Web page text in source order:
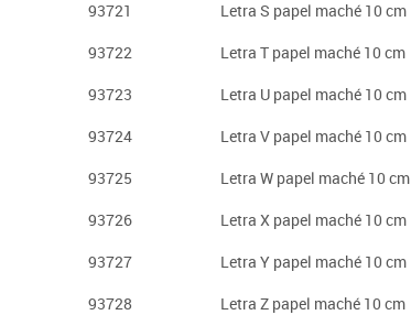
93721
Letra S papel maché 10 cm
93722
Letra T papel maché 10 cm
93723
Letra U papel maché 10 cm
93724
Letra V papel maché 10 cm
93725
Letra W papel maché 10 cm
93726
Letra X papel maché 10 cm
93727
Letra Y papel maché 10 cm
93728
Letra Z papel maché 10 cm